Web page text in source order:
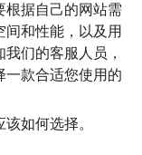
根据自己的网站需
和性能，以及用
们的客服人员，
一款合适您使用的
如何选择。